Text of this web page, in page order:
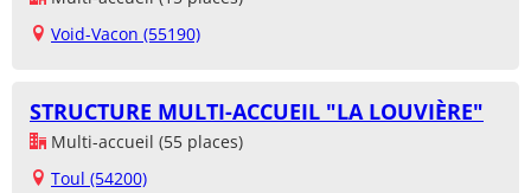
Void-Vacon (55190)
STRUCTURE MULTI-ACCUEIL "LA LOUVIÈRE"
Multi-accueil (55 places)
Toul (54200)